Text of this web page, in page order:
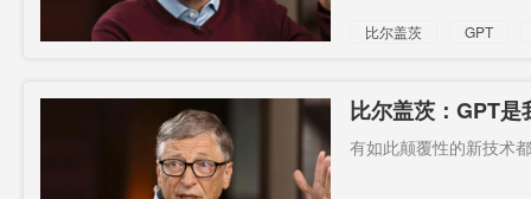
比尔盖茨 GPT
比尔盖茨：GPT
术之一
有如此颠覆性的新技术